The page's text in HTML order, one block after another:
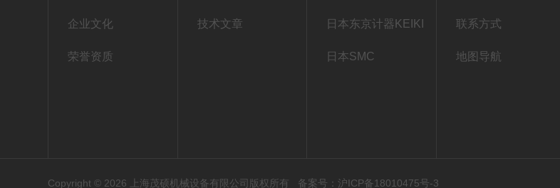
企业文化
荣誉资质
技术文章 日本东京计器KEIKI
日本SMC
联系方式
地图导航
Copyright © 2026 上海茂硕机械设备有限公司版权所有 备案号：沪ICP备18010475号-3